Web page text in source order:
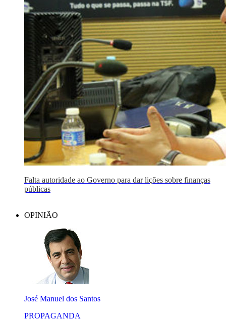
Falta autoridade ao Governo para dar lições sobre finanças
públicas
OPINIÃO
José Manuel dos Santos
PROPAGANDA